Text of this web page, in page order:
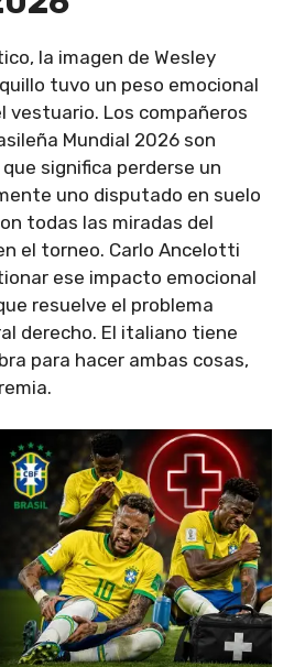
la imagen de Wesley
tuvo un peso emocional
vestuario. Los compañeros
Mundial 2026 son
significa perderse un
uno disputado en suelo
todas las miradas del
el torneo. Carlo Ancelotti
ese impacto emocional
resuelve el problema
derecho. El italiano tiene
para hacer ambas cosas,